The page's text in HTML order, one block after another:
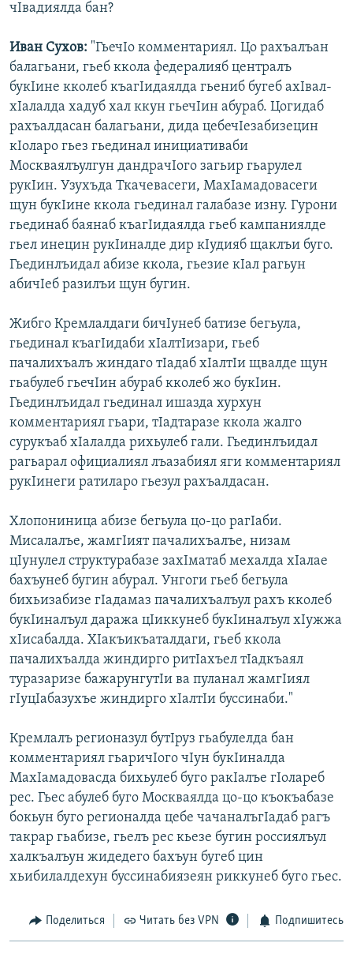
чІвадиялда бан?
Иван Сухов: "ГьечІо комментариял. Цо рахъалъан
балагьани, гьеб ккола федералияб централъ
букІине кколеб къагІидаялда гьениб бугеб ахІвал-
хІалалда хадуб хал ккун гьечІин абураб. Цогидаб
рахъалдасан балагьани, дида цебечІезабизецин
кІоларо гьез гьединал инициативаби
Москваялъулгун дандрачІого загьир гьарулел
рукІин. Узухъда Ткачевасеги, МахІамадовасеги
щун букІине ккола гьединал галабазе изну. Гурони
гьединаб баянаб къагІидаялда гьеб кампаниялде
гьел инецин рукІиналде дир кІудияб щаклъи буго.
Гьединлъидал абизе ккола, гьезие кІал рагьун
абичІеб разилъи щун бугин.
Жибго Кремлалдаги бичІунеб батизе бегьула,
гьединал къагІидаби хІалтІизари, гьеб
пачалихъалъ жиндаго тІадаб хІалтІи щвалде щун
гьабулеб гьечІин абураб кколеб жо букІин.
Гьединлъидал гьединал ишазда хурхун
комментариял гьари, тІадтаразе ккола жалго
сурукъаб хІалалда рихьулеб гали. Гьединлъидал
рагьарал официалиял лъазабиял яги комментариял
рукІинеги ратиларо гьезул рахъалдасан.
Хлопониница абизе бегьула цо-цо рагІаби.
Мисалалъе, жамгІият пачалихъалъе, низам
цІунулел структурабазе захІматаб мехалда хІалае
бахъунеб бугин абурал. Унгоги гьеб бегьула
бихьизабизе гІадамаз пачалихъалъул рахъ кколеб
букІиналъул даража цІиккунеб букІиналъул хІужжа
хІисабалда. ХІакъикъаталдаги, гьеб ккола
пачалихъалда жиндирго ритІахъел тІадкъаял
туразаризе бажарунгутІи ва пуланал жамгІиял
гІуцІабазухъе жиндирго хІалтІи буссинаби."
Кремлалъ регионазул бутІруз гьабулелда бан
комментариял гьаричІого чІун букІиналда
МахІамадовасда бихьулеб буго ракІалъе гІолареб
рес. Гьес абулеб буго Москваялда цо-цо къокъабазе
бокьун буго регионалда цебе чачаналъгІадаб рагъ
такрар гьабизе, гьелъ рес кьезе бугин россиялъул
халкъалъун жидедего бахъун бугеб цин
хьибилалдехун буссинабиязеян риккунеб буго гьес.
Поделиться Читать без VPN Подпишитесь